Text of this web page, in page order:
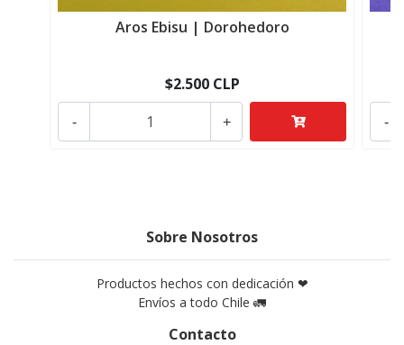
Aros Ebisu | Dorohedoro
$2.500 CLP
+
- -
Sobre Nosotros
Productos hechos con dedicación ❤
Envíos a todo Chile 🚛
Contacto